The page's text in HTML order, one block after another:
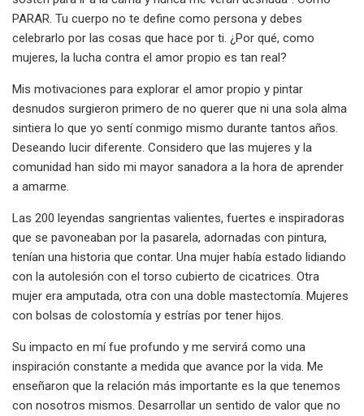
PARAR. Tu cuerpo no te define como persona y debes
celebrarlo por las cosas que hace por ti. ¿Por qué, como
mujeres, la lucha contra el amor propio es tan real?
‌Mis motivaciones para explorar el amor propio y pintar
desnudos surgieron primero de no querer que ni una sola alma
sintiera lo que yo sentí conmigo mismo durante tantos años.
Deseando lucir diferente. Considero que las mujeres y la
comunidad han sido mi mayor sanadora a la hora de aprender
a amarme.
‌Las 200 leyendas sangrientas valientes, fuertes e inspiradoras
que se pavoneaban por la pasarela, adornadas con pintura,
tenían una historia que contar. Una mujer había estado lidiando
con la autolesión con el torso cubierto de cicatrices. Otra
mujer era amputada, otra con una doble mastectomía. Mujeres
con bolsas de colostomía y estrías por tener hijos.
Su impacto en mí fue profundo y me servirá como una
inspiración constante a medida que avance por la vida. Me
enseñaron que la relación más importante es la que tenemos
con nosotros mismos. Desarrollar un sentido de valor que no